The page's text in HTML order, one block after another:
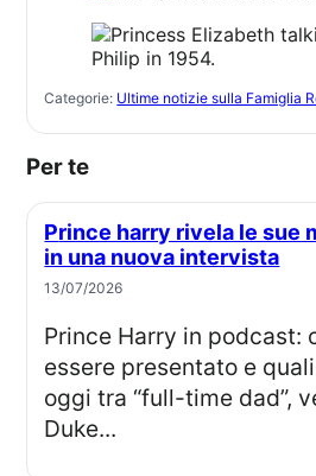
Categorie: Ultime notizie sulla Famiglia
Per te
Prince harry rivela le sue molteplici attività
in una nuova intervista
13/07/2026
Prince Harry in podcast: come vuole
essere presentato e
oggi tra “full-time dad”,
Duke...